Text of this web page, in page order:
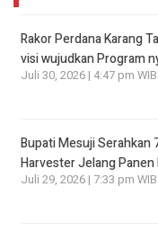
Rakor Perdana Karang
visi wujudkan Program
Juli 30, 2026 | 4:47 pm WIB
Bupati Mesuji Serahkan
Harvester Jelang Panen
Juli 29, 2026 | 7:33 pm WIB